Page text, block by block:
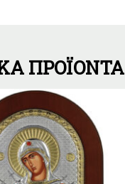
ΠΡΟΪΌΝΤΑ